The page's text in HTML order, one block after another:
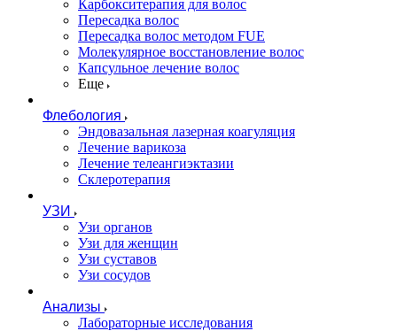
Карбокситерапия для волос
Пересадка волос
Пересадка волос методом FUE
Молекулярное восстановление волос
Капсульное лечение волос
Еще
Флебология
Эндовазальная лазерная коагуляция
Лечение варикоза
Лечение телеангиэктазии
Склеротерапия
УЗИ
Узи органов
Узи для женщин
Узи cуставов
Узи сосудов
Анализы
Лабораторные исследования